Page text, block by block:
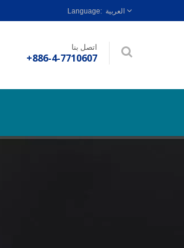
العربية
اتصل بنا
+886-4-7710607